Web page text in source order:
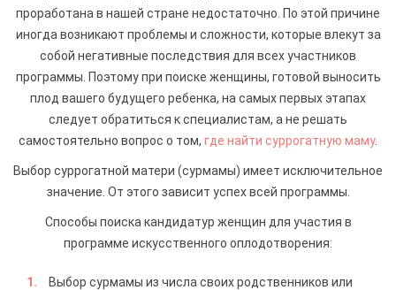
проработана в нашей стране недостаточно. По этой причине
иногда возникают проблемы и сложности, которые влекут за
собой негативные последствия для всех участников
программы. Поэтому при поиске женщины, готовой выносить
плод вашего будущего ребенка, на самых первых этапах
следует обратиться к специалистам, а не решать
самостоятельно вопрос о том, где найти суррогатную маму.
Выбор суррогатной матери (сурмамы) имеет исключительное
значение. От этого зависит успех всей программы.
Способы поиска кандидатур женщин для участия в
программе искусственного оплодотворения:
Выбор сурмамы из числа своих родственников или